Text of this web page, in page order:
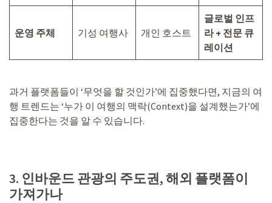
운영 주체 기성 여행사 개인 호스트
글로벌 인프
라 + 전문 큐
레이션
과거 플랫폼들이 ‘무엇을 할 것인가’에 집중했다면, 지금의 여
행 트렌드는 ‘누가 이 여행의 맥락(Context)을 설계했는가’에
집중한다는 것을 알 수 있습니다.
3. 인바운드 관광의 주도권, 해외 플랫폼이
가져가나